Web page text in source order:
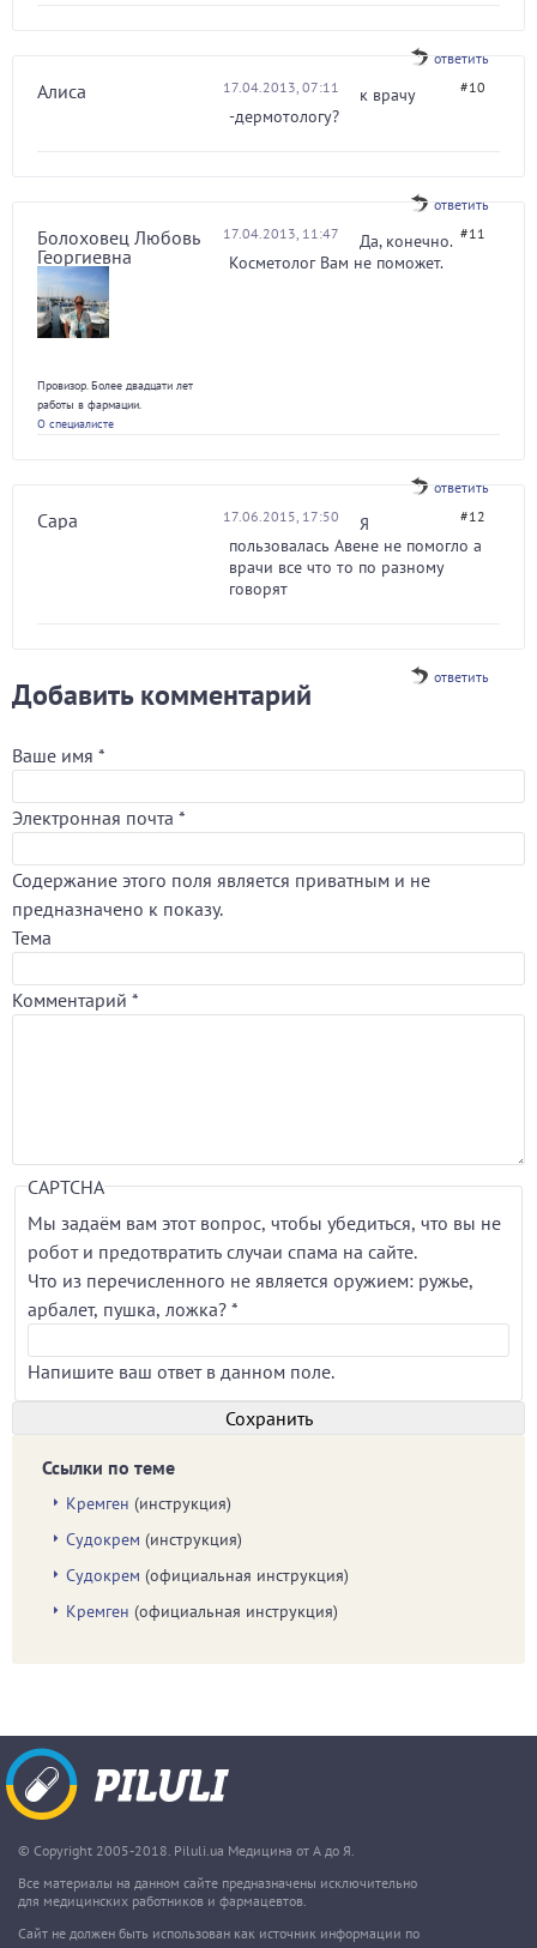
ответить
Алиса 17.04.2013, 07:11 #10
к врачу
-дермотологу?
ответить
Болоховец Любовь
Георгиевна
Провизор. Более двадцати лет
работы в фармации.
О специалисте
17.04.2013, 11:47 #11
Да, конечно.
Косметолог Вам не поможет.
ответить
Сара 17.06.2015, 17:50 #12
Я
пользовалась Авене не помогло а
врачи все что то по разному
говорят
ответить
Добавить комментарий
Ваше имя *
Электронная почта *
Содержание этого поля является приватным и не
предназначено к показу.
Тема
Комментарий *
CAPTCHA
Мы задаём вам этот вопрос, чтобы убедиться, что вы не
робот и предотвратить случаи спама на сайте.
Что из перечисленного не является оружием: ружье,
арбалет, пушка, ложка? *
Напишите ваш ответ в данном поле.
Ссылки по теме
Кремген (инструкция)
Судокрем (инструкция)
Судокрем (официальная инструкция)
Кремген (официальная инструкция)
© Copyright 2005-2018. Piluli.ua Медицина от А до Я.
Все материалы на данном сайте предназначены исключительно
для медицинских работников и фармацевтов.
Сайт не должен быть использован как источник информации по